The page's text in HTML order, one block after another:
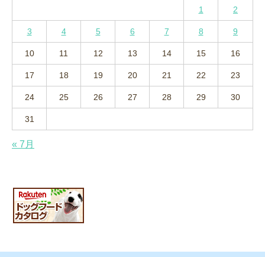
1 2
3 4 5 6 7 8 9
10 11 12 13 14 15 16
17 18 19 20 21 22 23
24 25 26 27 28 29 30
31
« 7月